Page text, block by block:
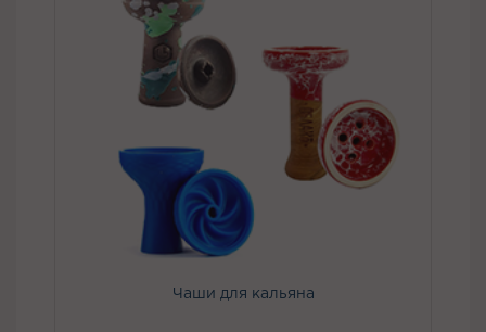
Чаши для кальяна